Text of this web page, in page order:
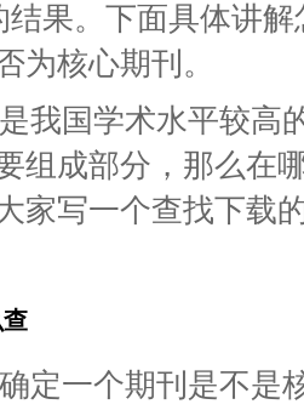
果。下面具体讲
为核心期刊。
我国学术水平较高
组成部分，那么在
家写一个查找下载
定一个期刊是不是